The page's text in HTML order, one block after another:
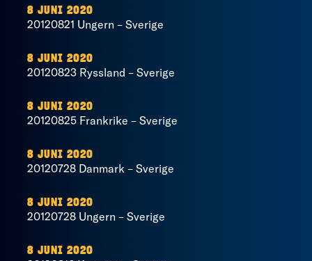
8 JUNI 2020
20120821 Ungern – Sverige
8 JUNI 2020
20120823 Ryssland – Sverige
8 JUNI 2020
20120825 Frankrike – Sverige
8 JUNI 2020
20120728 Danmark – Sverige
8 JUNI 2020
20120728 Ungern – Sverige
8 JUNI 2020